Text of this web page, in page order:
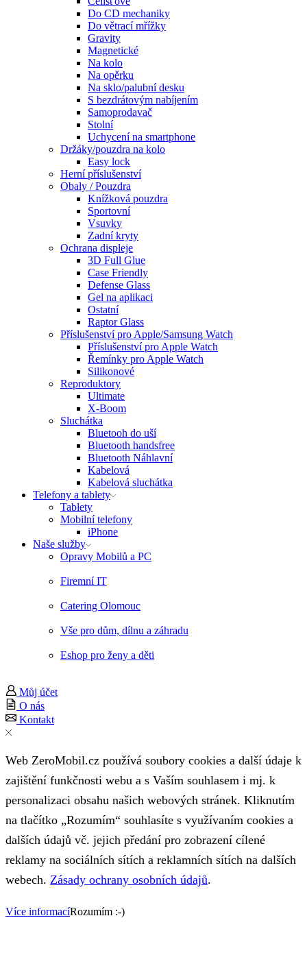
Do CD mechaniky
Do větrací mřížky
Gravity
Magnetické
Na kolo
Na opěrku
Na sklo/palubní desku
S bezdrátovým nabíjením
Samoprodavač
Stolní
Uchycení na smartphone
Držáky/pouzdra na kolo
Easy lock
Herní příslušenství
Obaly / Pouzdra
Knížková pouzdra
Sportovní
Vsuvky
Zadní kryty
Ochrana displeje
3D Full Glue
Case Friendly
Defense Glass
Gel na aplikaci
Ostatní
Raptor Glass
Příslušenství pro Apple/Samsung Watch
Příslušenství pro Apple Watch
Řemínky pro Apple Watch
Silikonové
Reproduktory
Ultimate
X-Boom
Sluchátka
Bluetooh do uší
Bluetooth handsfree
Bluetooth Náhlavní
Kabelová
Kabelová sluchátka
Telefony a tablety
Tablety
Mobilní telefony
iPhone
Naše služby
Opravy Mobilů a PC
Firemní IT
Catering Olomouc
Vše pro dům, dílnu a záhradu
Eshop pro ženy a děti
Můj účet
O nás
Kontakt
Web ZeroMobil.cz používá soubory cookies a další údaje k
zajištění funkčnosti webu a s Vaším souhlasem i mj. k
personalizaci obsahu našich webových stránek. Kliknutím
na tlačítko „Rozumím“ souhlasíte s využívaním cookies a
dalších údajů vč. jejich předání pro zobrazení cílené
reklamy na sociálních sítích a reklamních sítích na dalších
webech. Zásady ochrany osobních údajů.
Více informacíRozumím :-)